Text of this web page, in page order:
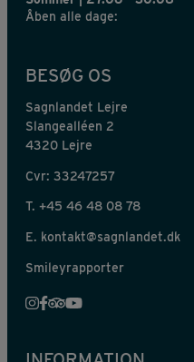
Åben alle dage:
BESØG OS
Sagnlandet Lejre
Slangealléen 2
4320 Lejre
Cvr: 33247257
T. +45 46 48 08 78
E. kontakt@sagnlandet.dk
Smileyrapporter